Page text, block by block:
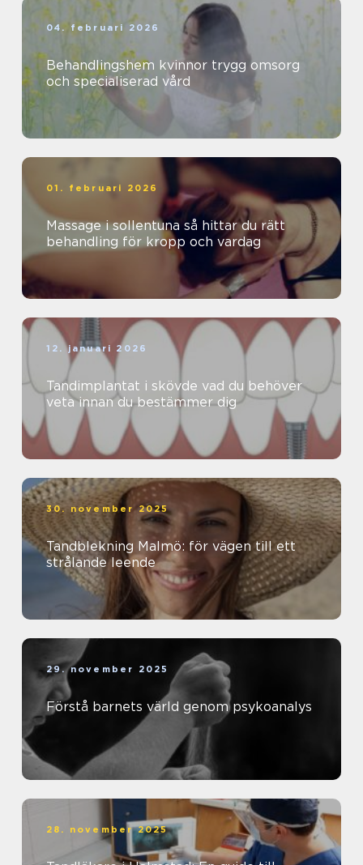
04. februari 2026
Behandlingshem kvinnor trygg omsorg
och specialiserad vård
01. februari 2026
Massage i sollentuna så hittar du rätt
behandling för kropp och vardag
12. januari 2026
Tandimplantat i skövde vad du behöver
veta innan du bestämmer dig
30. november 2025
Tandblekning Malmö: för vägen till ett
strålande leende
29. november 2025
Förstå barnets värld genom psykoanalys
28. november 2025